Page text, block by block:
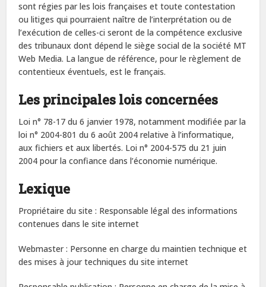
sont régies par les lois françaises et toute contestation
ou litiges qui pourraient naître de l’interprétation ou de
l’exécution de celles-ci seront de la compétence exclusive
des tribunaux dont dépend le siège social de la société MT
Web Media. La langue de référence, pour le règlement de
contentieux éventuels, est le français.
Les principales lois concernées
Loi n° 78-17 du 6 janvier 1978, notamment modifiée par la
loi n° 2004-801 du 6 août 2004 relative à l’informatique,
aux fichiers et aux libertés. Loi n° 2004-575 du 21 juin
2004 pour la confiance dans l’économie numérique.
Lexique
Propriétaire du site : Responsable légal des informations
contenues dans le site internet
Webmaster : Personne en charge du maintien technique et
des mises à jour techniques du site internet